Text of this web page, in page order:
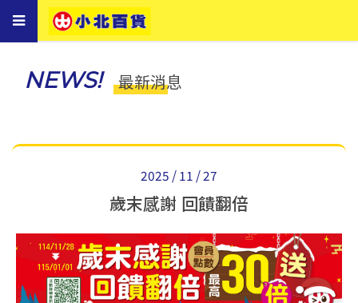
Toggle
navigation
NEWS! 最新消息
2025 / 11 / 27
歲末感謝 回饋翻倍